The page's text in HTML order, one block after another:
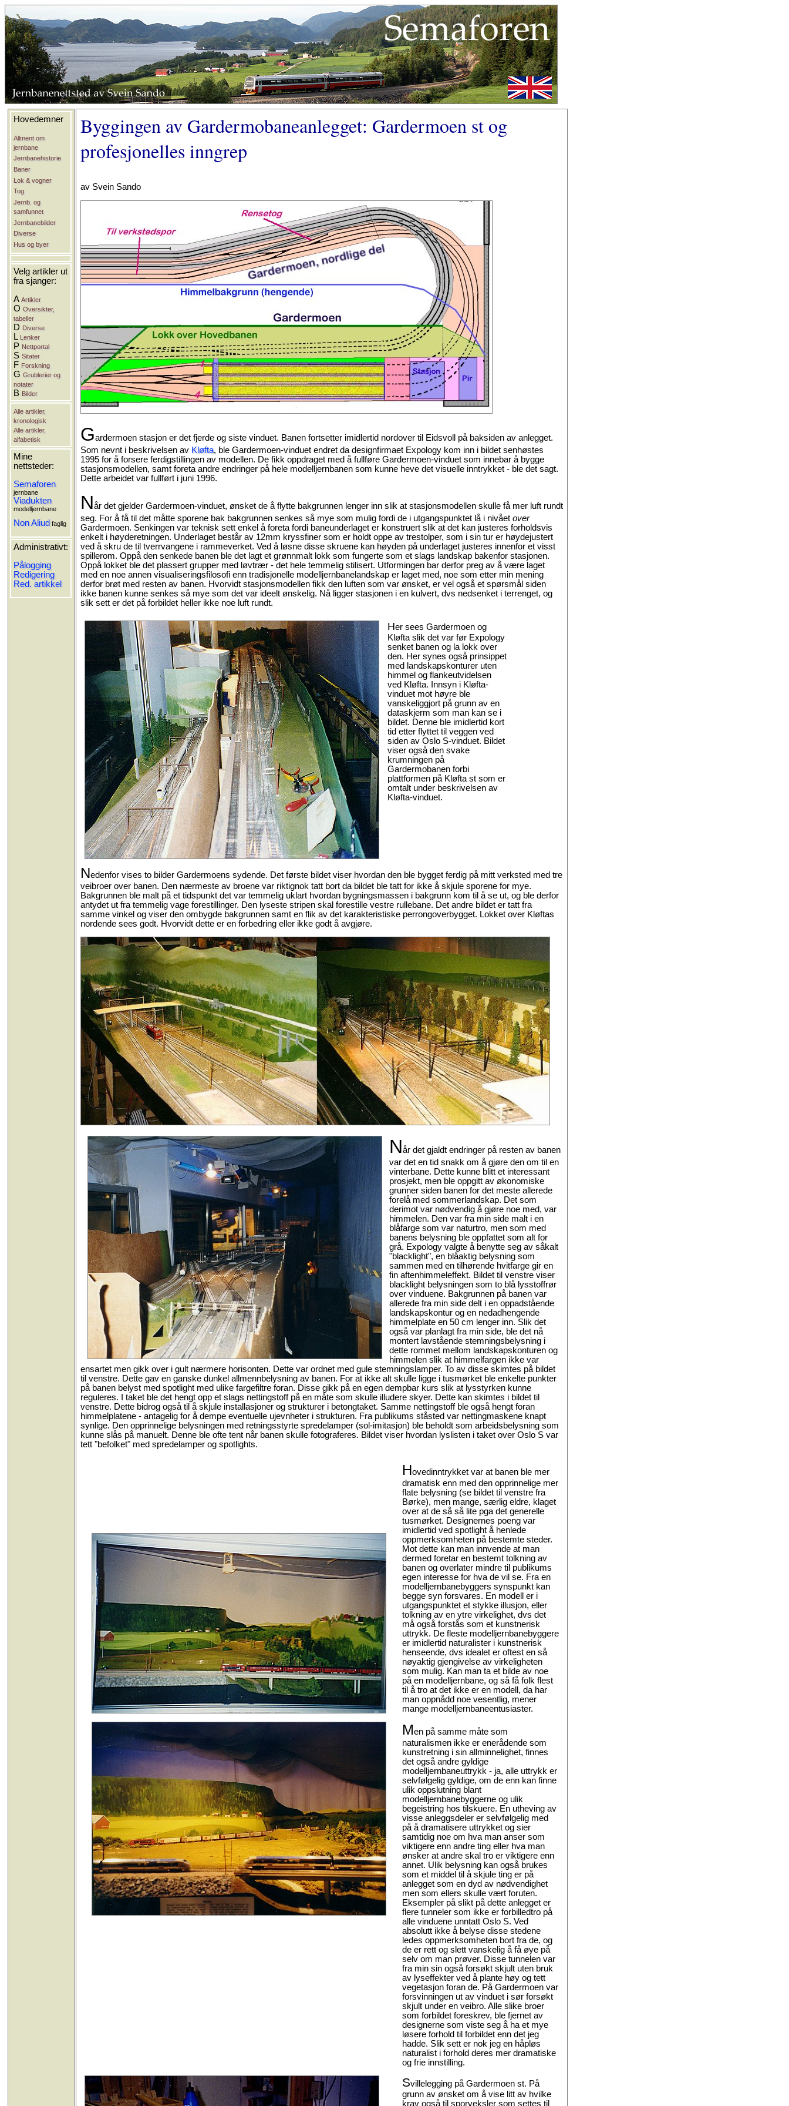
Hovedemner
Allment om
jernbane
Jernbanehistorie
Baner
Lok & vogner
Tog
Jernb. og
samfunnet
Jernbanebilder
Diverse
Hus og byer
Velg artikler ut
fra sjanger:
AArtikler
OOversikter,
tabeller
D Diverse
L Lenker
P Nettportal
SSitater
F Forskning
GGrublerier og
notater
B Bilder
Alle artikler,
kronologisk
Alle artikler,
alfabetisk
Mine
nettsteder:
Semaforen
jernbane
Viadukten
modelljernbane
Non Aliud faglig
Administrativt:
Pålogging
Redigering
Red. artikkel
Byggingen av Gardermobaneanlegget: Gardermoen st og
profesjonelles inngrep
av Svein Sando
Gardermoen stasjon er det fjerde og siste vinduet. Banen fortsetter imidlertid nordover til Eidsvoll på baksiden av anlegget.
Som nevnt i beskrivelsen av Kløfta, ble Gardermoen-vinduet endret da designfirmaet Expology kom inn i bildet senhøstes
1995 for å forsere ferdigstillingen av modellen. De fikk oppdraget med å fullføre Gardermoen-vinduet som innebar å bygge
stasjonsmodellen, samt foreta andre endringer på hele modelljernbanen som kunne heve det visuelle inntrykket - ble det sagt.
Dette arbeidet var fullført i juni 1996.
Når det gjelder Gardermoen-vinduet, ønsket de å flytte bakgrunnen lenger inn slik at stasjonsmodellen skulle få mer luft rundt
seg. For å få til det måtte sporene bak bakgrunnen senkes så mye som mulig fordi de i utgangspunktet lå i nivået over
Gardermoen. Senkingen var teknisk sett enkel å foreta fordi baneunderlaget er konstruert slik at det kan justeres forholdsvis
enkelt i høyderetningen. Underlaget består av 12mm kryssfiner som er holdt oppe av trestolper, som i sin tur er høydejustert
ved å skru de til tverrvangene i rammeverket. Ved å løsne disse skruene kan høyden på underlaget justeres innenfor et visst
spillerom. Oppå den senkede banen ble det lagt et grønnmalt lokk som fungerte som et slags landskap bakenfor stasjonen.
Oppå lokket ble det plassert grupper med løvtrær - det hele temmelig stilisert. Utformingen bar derfor preg av å være laget
med en noe annen visualiseringsfilosofi enn tradisjonelle modelljernbanelandskap er laget med, noe som etter min mening
derfor brøt med resten av banen. Hvorvidt stasjonsmodellen fikk den luften som var ønsket, er vel også et spørsmål siden
ikke banen kunne senkes så mye som det var ideelt ønskelig. Nå ligger stasjonen i en kulvert, dvs nedsenket i terrenget, og
slik sett er det på forbildet heller ikke noe luft rundt.
Her sees Gardermoen og
Kløfta slik det var før Expology
senket banen og la lokk over
den. Her synes også prinsippet
med landskapskonturer uten
himmel og flankeutvidelsen
ved Kløfta. Innsyn i Kløfta-
vinduet mot høyre ble
vanskeliggjort på grunn av en
dataskjerm som man kan se i
bildet. Denne ble imidlertid kort
tid etter flyttet til veggen ved
siden av Oslo S-vinduet. Bildet
viser også den svake
krumningen på
Gardermobanen forbi
plattformen på Kløfta st som er
omtalt under beskrivelsen av
Kløfta-vinduet.
Nedenfor vises to bilder Gardermoens sydende. Det første bildet viser hvordan den ble bygget ferdig på mitt verksted med tre
veibroer over banen. Den nærmeste av broene var riktignok tatt bort da bildet ble tatt for ikke å skjule sporene for mye.
Bakgrunnen ble malt på et tidspunkt det var temmelig uklart hvordan bygningsmassen i bakgrunn kom til å se ut, og ble derfor
antydet ut fra temmelig vage forestillinger. Den lyseste stripen skal forestille vestre rullebane. Det andre bildet er tatt fra
samme vinkel og viser den ombygde bakgrunnen samt en flik av det karakteristiske perrongoverbygget. Lokket over Kløftas
nordende sees godt. Hvorvidt dette er en forbedring eller ikke godt å avgjøre.
Når det gjaldt endringer på resten av banen
var det en tid snakk om å gjøre den om til en
vinterbane. Dette kunne blitt et interessant
prosjekt, men ble oppgitt av økonomiske
grunner siden banen for det meste allerede
forelå med sommerlandskap. Det som
derimot var nødvendig å gjøre noe med, var
himmelen. Den var fra min side malt i en
blåfarge som var naturtro, men som med
banens belysning ble oppfattet som alt for
grå. Expology valgte å benytte seg av såkalt
"blacklight", en blåaktig belysning som
sammen med en tilhørende hvitfarge gir en
fin aftenhimmeleffekt. Bildet til venstre viser
blacklight belysningen som to blå lysstoffrør
over vinduene. Bakgrunnen på banen var
allerede fra min side delt i en oppadstående
landskapskontur og en nedadhengende
himmelplate en 50 cm lenger inn. Slik det
også var planlagt fra min side, ble det nå
montert lavstående stemningsbelysning i
dette rommet mellom landskapskonturen og
himmelen slik at himmelfargen ikke var
ensartet men gikk over i gult nærmere horisonten. Dette var ordnet med gule stemningslamper. To av disse skimtes på bildet
til venstre. Dette gav en ganske dunkel allmennbelysning av banen. For at ikke alt skulle ligge i tusmørket ble enkelte punkter
på banen belyst med spotlight med ulike fargefiltre foran. Disse gikk på en egen dempbar kurs slik at lysstyrken kunne
reguleres. I taket ble det hengt opp et slags nettingstoff på en måte som skulle illudere skyer. Dette kan skimtes i bildet til
venstre. Dette bidrog også til å skjule installasjoner og strukturer i betongtaket. Samme nettingstoff ble også hengt foran
himmelplatene - antagelig for å dempe eventuelle ujevnheter i strukturen. Fra publikums ståsted var nettingmaskene knapt
synlige. Den opprinnelige belysningen med retningsstyrte spredelamper (sol-imitasjon) ble beholdt som arbeidsbelysning som
kunne slås på manuelt. Denne ble ofte tent når banen skulle fotograferes. Bildet viser hvordan lyslisten i taket over Oslo S var
tett "befolket" med spredelamper og spotlights.
Hovedinntrykket var at banen ble mer
dramatisk enn med den opprinnelige mer
flate belysning (se bildet til venstre fra
Børke), men mange, særlig eldre, klaget
over at de så så lite pga det generelle
tusmørket. Designernes poeng var
imidlertid ved spotlight å henlede
oppmerksomheten på bestemte steder.
Mot dette kan man innvende at man
dermed foretar en bestemt tolkning av
banen og overlater mindre til publikums
egen interesse for hva de vil se. Fra en
modelljernbanebyggers synspunkt kan
begge syn forsvares. En modell er i
utgangspunktet et stykke illusjon, eller
tolkning av en ytre virkelighet, dvs det
må også forstås som et kunstnerisk
uttrykk. De fleste modelljernbanebyggere
er imidlertid naturalister i kunstnerisk
henseende, dvs idealet er oftest en så
nøyaktig gjengivelse av virkeligheten
som mulig. Kan man ta et bilde av noe
på en modelljernbane, og så få folk flest
til å tro at det ikke er en modell, da har
man oppnådd noe vesentlig, mener
mange modelljernbaneentusiaster.
Men på samme måte som
naturalismen ikke er enerådende som
kunstretning i sin allminnelighet, finnes
det også andre gyldige
modelljernbaneuttrykk - ja, alle uttrykk er
selvfølgelig gyldige, om de enn kan finne
ulik oppslutning blant
modelljernbanebyggerne og ulik
begeistring hos tilskuere. En utheving av
visse anleggsdeler er selvfølgelig med
på å dramatisere uttrykket og sier
samtidig noe om hva man anser som
viktigere enn andre ting eller hva man
ønsker at andre skal tro er viktigere enn
annet. Ulik belysning kan også brukes
som et middel til å skjule ting er på
anlegget som en dyd av nødvendighet
men som ellers skulle vært foruten.
Eksempler på slikt på dette anlegget er
flere tunneler som ikke er forbilledtro på
alle vinduene unntatt Oslo S. Ved
absolutt ikke å belyse disse stedene
ledes oppmerksomheten bort fra de, og
de er rett og slett vanskelig å få øye på
selv om man prøver. Disse tunnelen var
fra min sin også forsøkt skjult uten bruk
av lyseffekter ved å plante høy og tett
vegetasjon foran de. På Gardermoen var
forsvinningen ut av vinduet i sør forsøkt
skjult under en veibro. Alle slike broer
som forbildet foreskrev, ble fjernet av
designerne som viste seg å ha et mye
løsere forhold til forbildet enn det jeg
hadde. Slik sett er nok jeg en håpløs
naturalist i forhold deres mer dramatiske
og frie innstilling.
Svillelegging på Gardermoen st. På
grunn av ønsket om å vise litt av hvilke
krav også til sporveksler som settes til